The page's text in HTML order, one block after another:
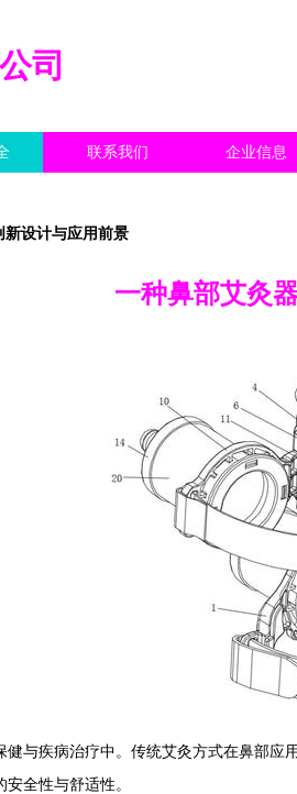
司
联系我们 企业信息
设计与应用前景
一种鼻部艾灸
与疾病治疗中。传统艾灸方式在鼻部
全性与舒适性。